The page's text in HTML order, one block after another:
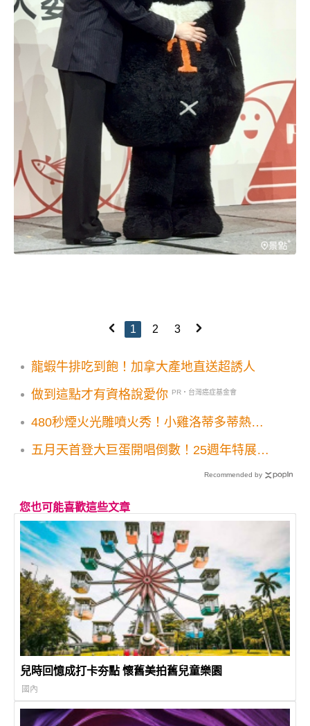
1 2 3
龍蝦牛排吃到飽！加拿大產地直送超誘人
做到這點才有資格說愛你 PR・台灣癌症基金會
480秒煙火光雕噴火秀！小雞洛蒂多蒂熱氣
五月天首登大巨蛋開唱倒數！25週年特展6
Recommended by
您也可能喜歡這些文章
兒時回憶成打卡夯點 懷舊美拍舊兒童樂園
國內